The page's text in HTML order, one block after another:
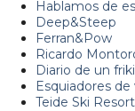
Hablamos de
Deep&Steep
Ferran&Pow
Ricardo
Diario de un friki
Esquiadores de
Teide Ski